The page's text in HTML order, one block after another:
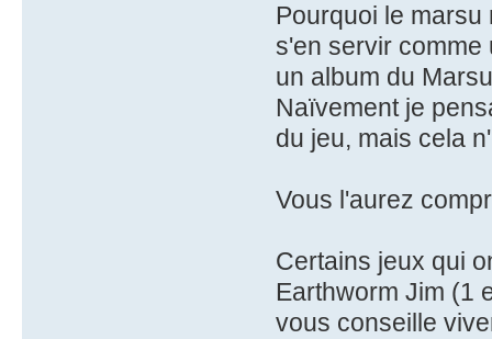
Pourquoi le
s'en servir comme
un album du
Naïvement je
du jeu, mais cela
Vous l'aurez
Certains jeux qui
Earthworm Jim (1
vous conseille